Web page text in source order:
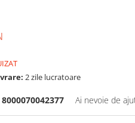
2 zile lucratoare
8000070042377 Ai nevoie de